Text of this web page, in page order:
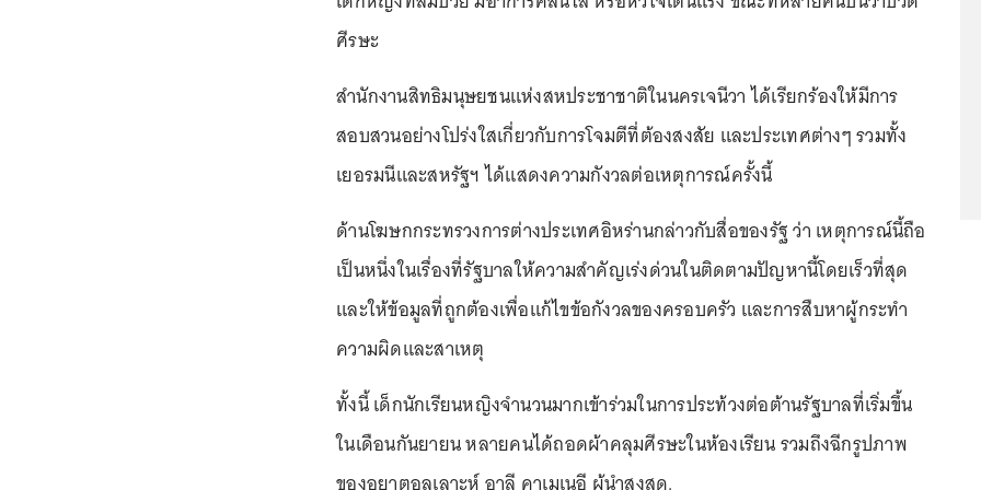
ศีรษะ
สำนักงานสิทธิมนุษยชนแห่งสหประชาชาติในนครเจนีวา ได้เรียกร้องให้มีการ
สอบสวนอย่างโปร่งใสเกี่ยวกับการโจมตีที่ต้องสงสัย และประเทศต่างๆ รวมทั้ง
เยอรมนีและสหรัฐฯ ได้แสดงความกังวลต่อเหตุการณ์ครั้งนี้
ด้านโฆษกกระทรวงการต่างประเทศอิหร่านกล่าวกับสื่อของรัฐ ว่า เหตุการณ์นี้ถือ
เป็นหนึ่งในเรื่องที่รัฐบาลให้ความสำคัญเร่งด่วนในติดตามปัญหานี้โดยเร็วที่สุด
และให้ข้อมูลที่ถูกต้องเพื่อแก้ไขข้อกังวลของครอบครัว และการสืบหาผู้กระทำ
ความผิดและสาเหตุ
ทั้งนี้ เด็กนักเรียนหญิงจำนวนมากเข้าร่วมในการประท้วงต่อต้านรัฐบาลที่เริ่มขึ้น
ในเดือนกันยายน หลายคนได้ถอดผ้าคลุมศีรษะในห้องเรียน รวมถึงฉีกรูปภาพ